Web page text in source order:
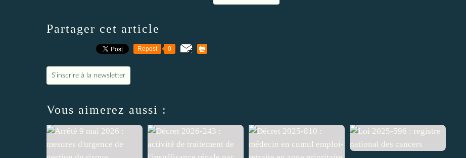
Partager cet article
Repost 0
S'inscrire à la newsletter
Vous aimerez aussi :